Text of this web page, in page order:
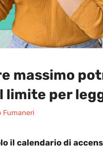
massimo
limite per
Fumaneri
il calendario di